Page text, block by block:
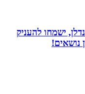
להעניק